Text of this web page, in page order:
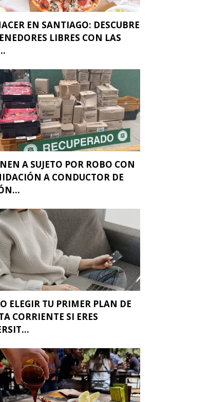
EN SANTIAGO: DESCUBRE
LIBRES CON LAS
A SUJETO POR ROBO CON
A CONDUCTOR DE
ELEGIR TU PRIMER PLAN DE
CORRIENTE SI ERES